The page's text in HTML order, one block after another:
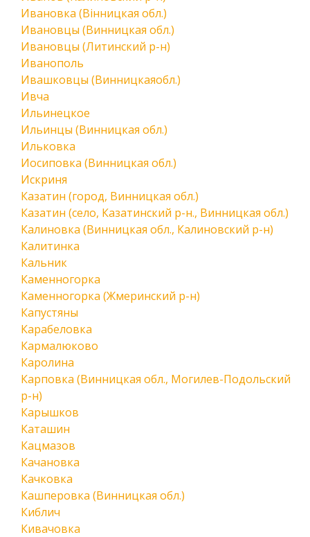
Ивановка (Вінницкая обл.)
Ивановцы (Винницкая обл.)
Ивановцы (Литинский р-н)
Иванополь
Ивашковцы (Винницкаяобл.)
Ивча
Ильинецкое
Ильинцы (Винницкая обл.)
Ильковка
Иосиповка (Винницкая обл.)
Искриня
Казатин (город, Винницкая обл.)
Казатин (село, Казатинский р-н., Винницкая обл.)
Калиновка (Винницкая обл., Калиновский р-н)
Калитинка
Кальник
Каменногорка
Каменногорка (Жмеринский р-н)
Капустяны
Карабеловка
Кармалюково
Каролина
Карповка (Винницкая обл., Могилев-Подольский
р-н)
Карышков
Каташин
Кацмазов
Качановка
Качковка
Кашперовка (Винницкая обл.)
Киблич
Кивачовка